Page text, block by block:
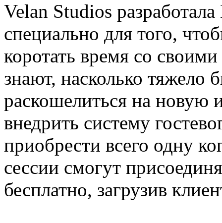
Velan Studios
специально для того,
коротать время со
знают, насколько тяжело
раскошелиться на новую
внедрить систему
приобрести всего одну
сессии смогут
бесплатно, загрузив